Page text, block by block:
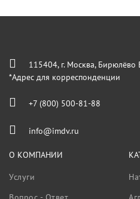
115404, г. Москва, Бирюлёво
*Адрес для корреспонденции
+7 (800) 500-81-88
info@imdv.ru
О КОМПАНИИ
Услуги